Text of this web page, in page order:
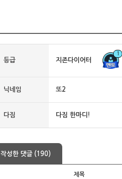
등급 지존다이어터
1
닉네임 또2
다짐 다짐 한마디!
작성한 댓글 (190)
제목